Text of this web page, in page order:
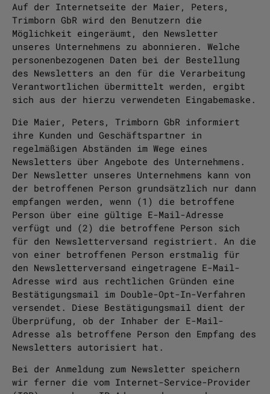
Auf der Internetseite der Maier, Peters,
Trimborn GbR wird den Benutzern die
Möglichkeit eingeräumt, den Newsletter
unseres Unternehmens zu abonnieren. Welche
personenbezogenen Daten bei der Bestellung
des Newsletters an den für die Verarbeitung
Verantwortlichen übermittelt werden, ergibt
sich aus der hierzu verwendeten Eingabemaske.
Die Maier, Peters, Trimborn GbR informiert
ihre Kunden und Geschäftspartner in
regelmäßigen Abständen im Wege eines
Newsletters über Angebote des Unternehmens.
Der Newsletter unseres Unternehmens kann von
der betroffenen Person grundsätzlich nur dann
empfangen werden, wenn (1) die betroffene
Person über eine gültige E-Mail-Adresse
verfügt und (2) die betroffene Person sich
für den Newsletterversand registriert. An die
von einer betroffenen Person erstmalig für
den Newsletterversand eingetragene E-Mail-
Adresse wird aus rechtlichen Gründen eine
Bestätigungsmail im Double-Opt-In-Verfahren
versendet. Diese Bestätigungsmail dient der
Überprüfung, ob der Inhaber der E-Mail-
Adresse als betroffene Person den Empfang des
Newsletters autorisiert hat.
Bei der Anmeldung zum Newsletter speichern
wir ferner die vom Internet-Service-Provider